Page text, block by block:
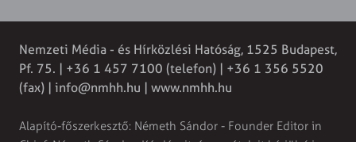
Nemzeti Média - és Hírközlési Hatóság, 1525 Budapest,
Pf. 75. | +36 1 457 7100 (telefon) | +36 1 356 5520
(fax) | info@nmhh.hu | www.nmhh.hu
Alapító-főszerkesztő: Németh Sándor - Founder Editor in